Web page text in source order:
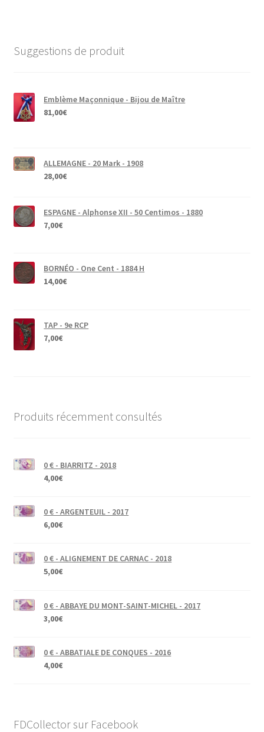
Suggestions de produit
Emblème Maçonnique - Bijou de Maître
81,00€
ALLEMAGNE - 20 Mark - 1908
28,00€
ESPAGNE - Alphonse XII - 50 Centimos - 1880
7,00€
BORNÉO - One Cent - 1884 H
14,00€
TAP - 9e RCP
7,00€
Produits récemment consultés
0 € - BIARRITZ - 2018
4,00€
0 € - ARGENTEUIL - 2017
6,00€
0 € - ALIGNEMENT DE CARNAC - 2018
5,00€
0 € - ABBAYE DU MONT-SAINT-MICHEL - 2017
3,00€
0 € - ABBATIALE DE CONQUES - 2016
4,00€
FDCollector sur Facebook